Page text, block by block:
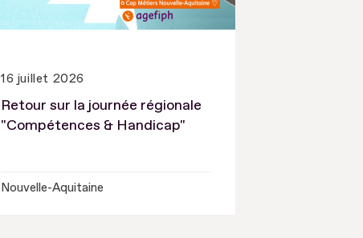
16 juillet 2026
Retour sur la journée régionale
"Compétences & Handicap"
Nouvelle-Aquitaine